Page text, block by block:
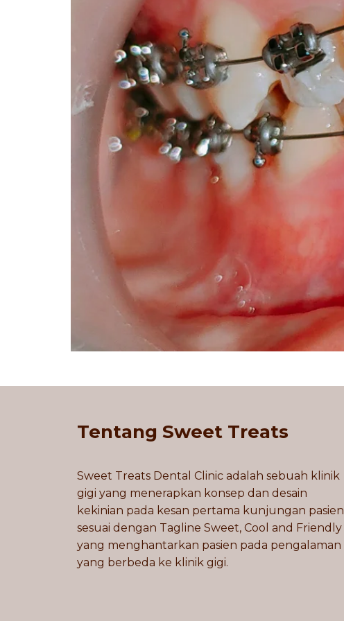
Tentang Sweet Treats
Sweet Treats Dental Clinic adalah sebuah klinik
gigi yang menerapkan konsep dan desain
kekinian pada kesan pertama kunjungan pasien
sesuai dengan Tagline Sweet, Cool and Friendly
yang menghantarkan pasien pada pengalaman
yang berbeda ke klinik gigi.